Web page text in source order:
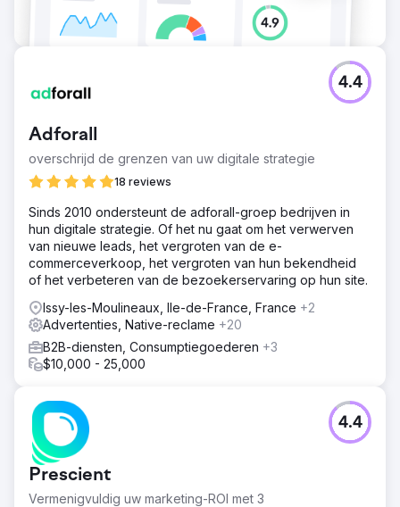
Adforall
overschrijd de grenzen van uw digitale strategie
18 reviews
4.4
Sinds 2010 ondersteunt de adforall-groep bedrijven in
hun digitale strategie. Of het nu gaat om het verwerven
van nieuwe leads, het vergroten van de e-
commerceverkoop, het vergroten van hun bekendheid
of het verbeteren van de bezoekerservaring op hun site.
Issy-les-Moulineaux, Ile-de-France, France +2
Advertenties, Native-reclame +20
B2B-diensten, Consumptiegoederen +3
$10,000 - 25,000
Prescient
Vermenigvuldig uw marketing-ROI met 3
4.4